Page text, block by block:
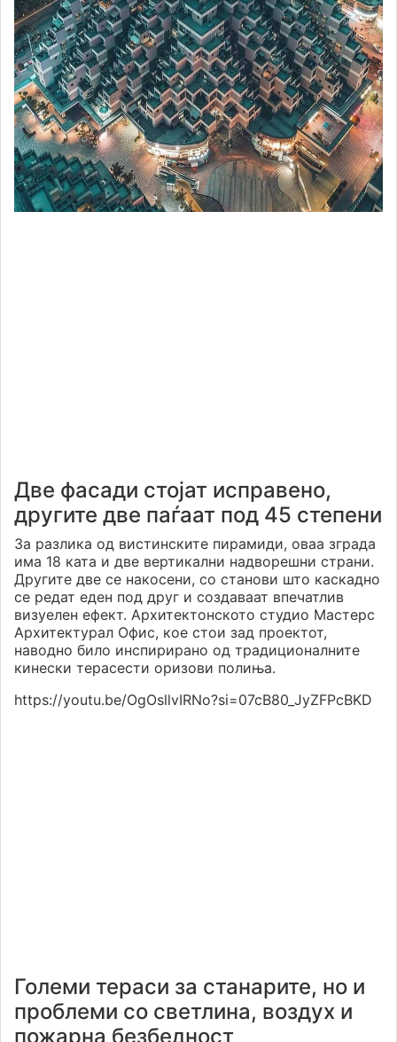
Две фасади стојат исправено,
другите две паѓаат под 45 степени
За разлика од вистинските пирамиди, оваа зграда
има 18 ката и две вертикални надворешни страни.
Другите две се накосени, со станови што каскадно
се редат еден под друг и создаваат впечатлив
визуелен ефект. Архитектонското студио Мастерс
Архитектурал Офис, кое стои зад проектот,
наводно било инспирирано од традиционалните
кинески терасести оризови полиња.
https://youtu.be/OgOsllvIRNo?si=07cB80_JyZFPcBKD
Големи тераси за станарите, но и
проблеми со светлина, воздух и
пожарна безбедност